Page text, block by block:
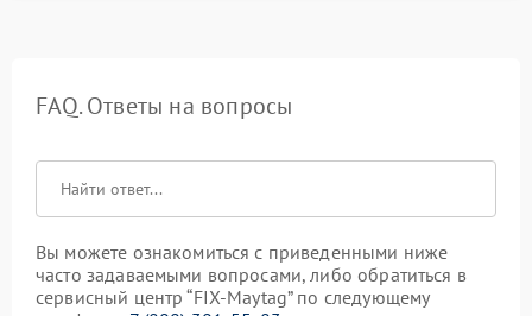
FAQ. Ответы на вопросы
Вы можете ознакомиться с приведенными ниже
часто задаваемыми вопросами, либо обратиться в
сервисный центр “FIX-Maytag” по следующему